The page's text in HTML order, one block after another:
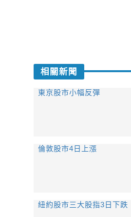
相關新聞
東京股市小幅反彈
倫敦股市4日上漲
紐約股市三大股指3日下跌